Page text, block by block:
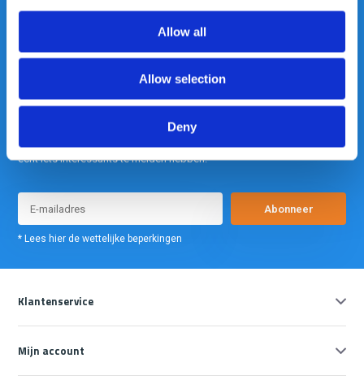
Allow all
Allow selection
Deny
info@gearpoint.nl
echt iets interessants te melden hebben.
Abonneer
* Lees hier de wettelijke beperkingen
Klantenservice
Mijn account